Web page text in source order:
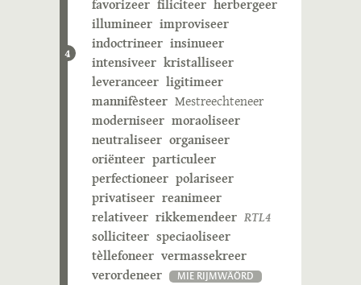
4
favorizeer filiciteer herbergeer
illumineer improviseer
indoctrineer insinueer
intensiveer kristalliseer
leveranceer ligitimeer
mannifèsteer Mestreechteneer
moderniseer moraoliseer
neutraliseer organiseer
oriënteer particuleer
perfectioneer polariseer
privatiseer reanimeer
relativeer rikkemendeer RTL4
solliciteer speciaoliseer
tèllefoneer vermassekreer
verordeneer
MIE RIJMWÄÖRD